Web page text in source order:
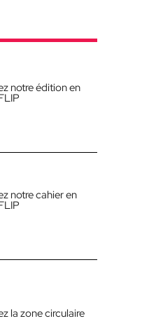
notre édition en
notre cahier en
la zone circulaire